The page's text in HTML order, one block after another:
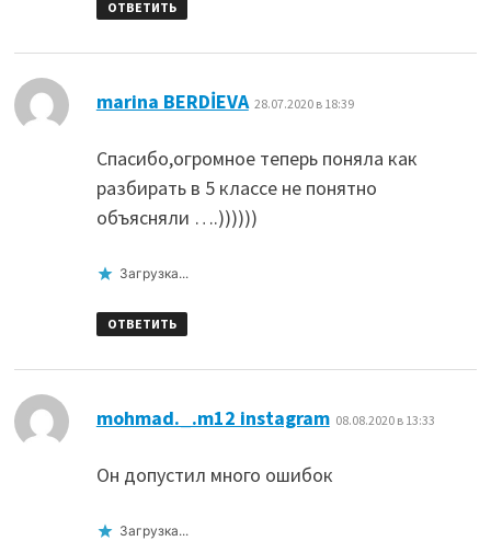
ОТВЕТИТЬ
marina BERDİEVA 28.07.2020 в 18:39
Спасибо,огромное теперь поняла как
разбирать в 5 классе не понятно
объясняли ….))))))
Загрузка...
ОТВЕТИТЬ
mohmad._.m12 instagram: 08.08.2020 в 13:33
Он допустил много ошибок
Загрузка...